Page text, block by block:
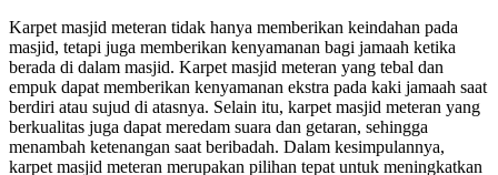
Karpet masjid meteran tidak hanya memberikan keindahan pada
masjid, tetapi juga memberikan kenyamanan bagi jamaah ketika
berada di dalam masjid. Karpet masjid meteran yang tebal dan
empuk dapat memberikan kenyamanan ekstra pada kaki jamaah saat
berdiri atau sujud di atasnya. Selain itu, karpet masjid meteran yang
berkualitas juga dapat meredam suara dan getaran, sehingga
menambah ketenangan saat beribadah. Dalam kesimpulannya,
karpet masjid meteran merupakan pilihan tepat untuk meningkatkan